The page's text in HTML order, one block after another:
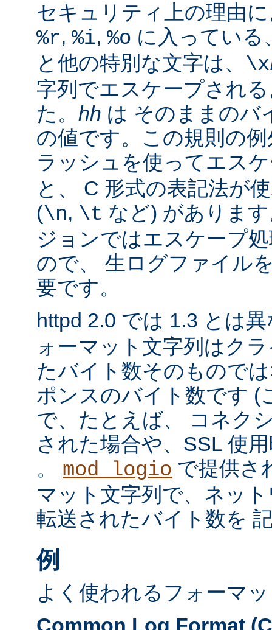
セキュリティ上の理由
%r, %i, %o に入っている
と他の特別な文字は、 \x
字列でエスケープされ
た。 hh は そのままのバ
の値です。この規則の
ラッシュを使ってエス
と、 C 形式の表記法が
(\n, \t など) がありま
ジョンではエスケープ
ので、 生ログファイル
要です。
httpd 2.0 では 1.3 とは
ォーマット文字列はク
たバイト数そのもので
ポンスのバイト数です (
で、たとえば、 コネク
された場合や、SSL 使
。 mod_logio で提供さ
マット文字列で、ネッ
転送されたバイト数を
例
よく使われるフォーマ